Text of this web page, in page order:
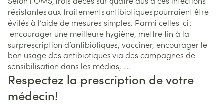
résistantes aux traitements antibiotiques pourraient être
évités à l’aide de mesures simples. Parmi celles-ci :
encourager une meilleure hygiène, mettre fin à la
surprescription d’antibiotiques, vacciner, encourager le
bon usage des antibiotiques via des campagnes de
sensibilisation dans les médias, ….
Respectez la prescription de votre
médecin!